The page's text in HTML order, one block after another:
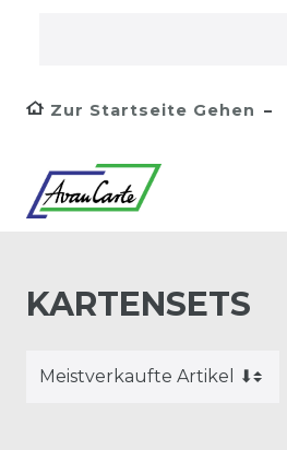
Zur Startseite Gehen
KARTENSETS